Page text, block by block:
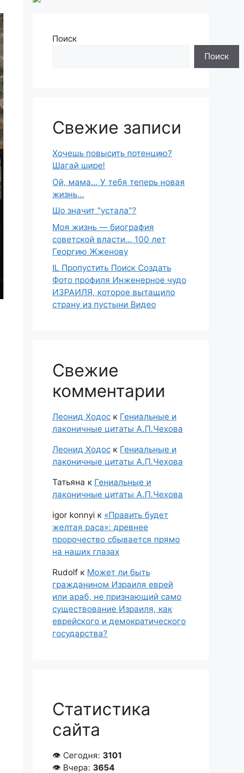
Поиск
Поиск
Свежие записи
Хочешь повысить потенцию?
Шагай шире!
Ой, мама… У тебя теперь новая
жизнь…
Шо знaчит "устaла"?
Моя жизнь — биография
советской власти… 100 лет
Георгию Жженову
IL Пропустить Поиск Создать
Фото профиля Инженерное чудо
ИЗРАИЛЯ, которое вытащило
страну из пустыни Видео
Свежие
комментарии
Леонид Ходос к Гениальные и
лаконичные цитаты А.П.Чехова
Леонид Ходос к Гениальные и
лаконичные цитаты А.П.Чехова
Татьяна к Гениальные и
лаконичные цитаты А.П.Чехова
igor konnyi к «Править будет
желтая раса»: древнее
пророчество сбывается прямо
на наших глазах
Rudolf к Может ли быть
гражданином Израиля еврей
или араб, не признающий само
существование Израиля, как
еврейского и демократического
государства?
Статистика
сайта
👁 Сегодня: 3101
👁 Вчера: 3654